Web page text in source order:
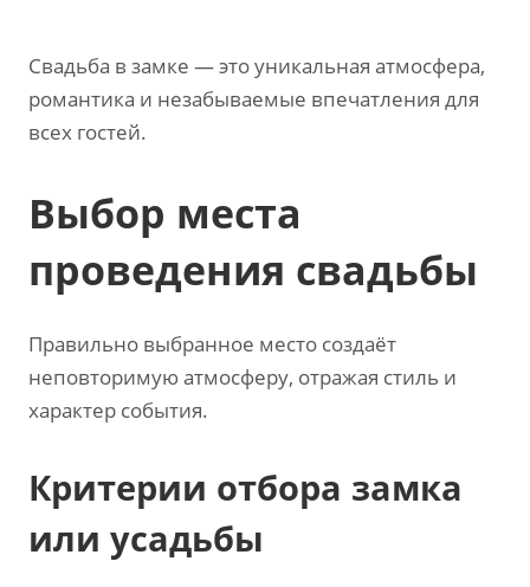
Свадьба в замке — это уникальная атмосфера‚
романтика и незабываемые впечатления для
всех гостей.
Выбор места
проведения свадьбы
Правильно выбранное место создаёт
неповторимую атмосферу‚ отражая стиль и
характер события.
Критерии отбора замка
или усадьбы